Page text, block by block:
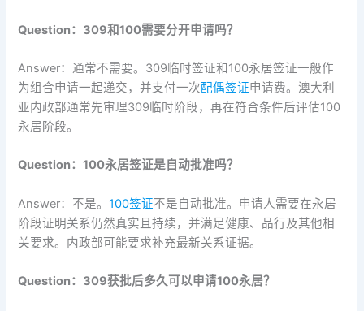
Question：309和100需要分开申请吗？
Answer：通常不需要。309临时签证和100永居签证一般作
为组合申请一起递交，并支付一次配偶签证申请费。澳大利
亚内政部通常先审理309临时阶段，再在符合条件后评估100
永居阶段。
Question：100永居签证是自动批准吗？
Answer：不是。100签证不是自动批准。申请人需要在永居
阶段证明关系仍然真实且持续，并满足健康、品行及其他相
关要求。内政部可能要求补充最新关系证据。
Question：309获批后多久可以申请100永居？